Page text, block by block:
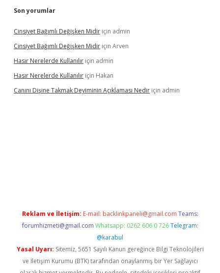
Son yorumlar
Cinsiyet Bağımlı Değişken Midir için admin
Cinsiyet Bağımlı Değişken Midir için Arven
Hasır Nerelerde Kullanılır için admin
Hasır Nerelerde Kullanılır için Hakan
Canını Dişine Takmak Deyiminin Açıklaması Nedir için admin
Reklam ve İletişim: E-mail: backlinkpaneli@gmail.com Teams:
forumhizmeti@gmail.com Whatsapp: 0262 606 0 726 Telegram:
@karabul
Yasal Uyarı: Sitemiz, 5651 Sayılı Kanun gereğince Bilgi Teknolojileri
ve İletişim Kurumu (BTK) tarafından onaylanmış bir Yer Sağlayıcı